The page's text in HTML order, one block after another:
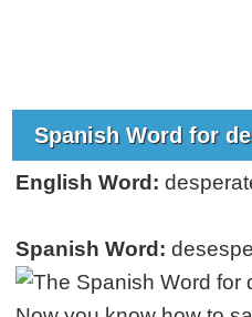
Spanish Word for
English Word:
Spanish Word: